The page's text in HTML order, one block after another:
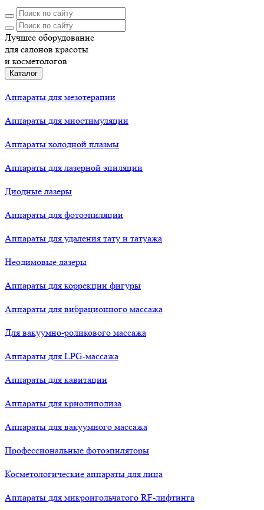
Лучшее оборудование
для салонов красоты
и косметологов
Каталог
Аппараты для мезотерапии
Аппараты для миостимуляции
Аппараты холодной плазмы
Аппараты для лазерной эпиляции
Диодные лазеры
Аппараты для фотоэпиляции
Аппараты для удаления тату и татуажа
Неодимовые лазеры
Аппараты для коррекции фигуры
Аппараты для вибрационного массажа
Для вакуумно-роликового массажа
Аппараты для LPG-массажа
Аппараты для кавитации
Аппараты для криолиполиза
Аппараты для вакуумного массажа
Профессиональные фотоэпиляторы
Косметологические аппараты для лица
Аппараты для микроигольчатого RF-лифтинга